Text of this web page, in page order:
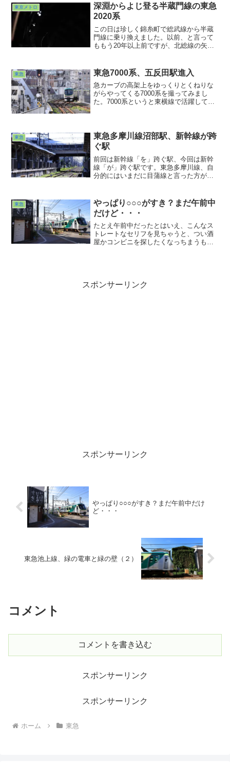
が頻繁に行き来する街というのもなかな
か興味深いですね。15両編成を見慣れた
目にはとても新鮮な光景でした
東京メトロ
深淵からよじ登る半蔵門線の東急
2020系
この日は珍しく錦糸町で総武線から半蔵
門線に乗り換えました。以前、と言って
ももう20年以上前ですが、北総線の矢切
勤め先で錦糸町で半蔵門線に押上で京成
に高砂で北総線にという６ヶ月定期が16
万という総務の連中の目が三角になりそ
うなルートで２年ほど通っておりまし
た。
東急 東急7000系、五反田駅進入
急カーブの高架上をゆっくりとくねりな
がらやってくる7000系を撮ってみまし
た。7000系というと東横線で活躍してい
えておりました。どの路線も先代、二代
目と世代交代進んでますね。散歩もマメ
にしないといけませんわ
東急
東急多摩川線沼部駅、新幹線が跨
ぐ駅
前回は新幹線「を」跨ぐ駅、今回は新幹
線「が」跨ぐ駅です。東急多摩川線、自
分的にはいまだに目蒲線と言った方がピ
た。新幹線に乗った時に上からは何度か
見ていたと思うんですが、カメラを構え
るまでは至っておりませんでした。よう
やく成就と言えるのかも知れません。
東急
やっぱり○○○がすき？まだ午前中
だけど・・・
たとえ午前中だったとはいえ、こんなス
トレートなセリフを見ちゃうと、つい酒
屋かコンビニを探したくなっちまうもん
でしたよ。やはりご褒美は最後じゃなき
ゃねwww
スポンサーリンク
スポンサーリンク
やっぱり○○○がすき？まだ午前中だけ
ど・・・
東急池上線、緑の電車と緑の壁（２）
コメント
コメントを書き込む
スポンサーリンク
スポンサーリンク
ホーム 東急